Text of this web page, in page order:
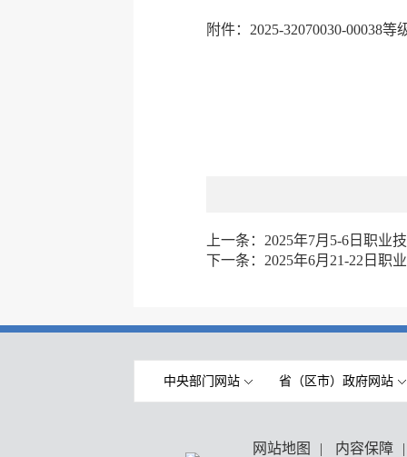
附件：2025-32070030-00038
上一条： 2025年7月5-6日职业
下一条： 2025年6月21-22日职
中央部门网站 省（区市）政府网站
网站地图 | 内容保障 |